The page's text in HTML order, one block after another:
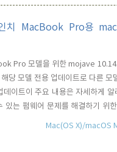
치 MacBook Pro용
Pro 모델을 위한 mojave
당 모델 전용 업데이트로 다른
이트이 주요 내용은 자세하게
는 펌웨어 문제를 해결하기 위한
니다. 용량은 950MB 수준이며,
Mac(OS X)/macOS